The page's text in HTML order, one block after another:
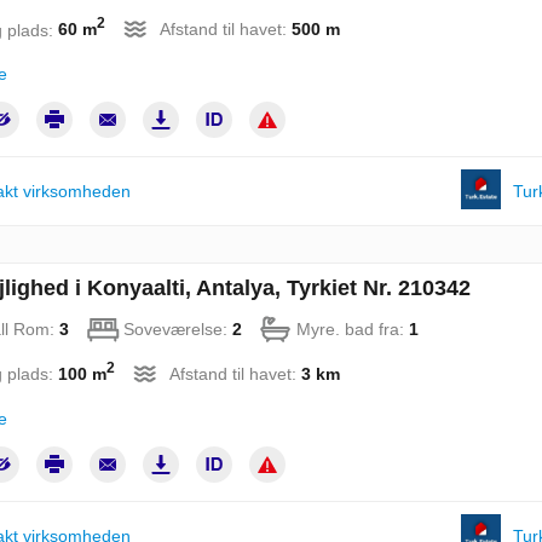
plads: 60 m2 Afstand til havet: 500 m
virksomheden
i Konyaalti, Antalya, Tyrkiet Nr. 210342
Rom: 3 Soveværelse: 2 Myre. bad fra: 1
plads: 100 m2 Afstand til havet: 3 km
virksomheden